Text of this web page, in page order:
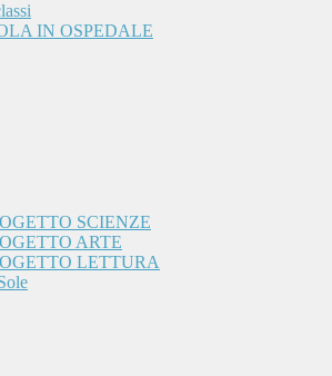
IN OSPEDALE
SCIENZE
ARTE
LETTURA